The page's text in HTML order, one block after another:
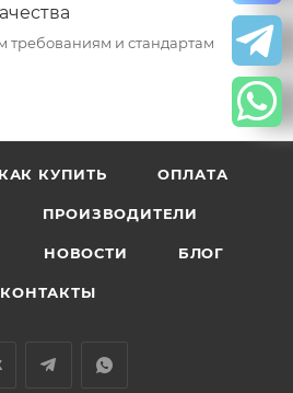
требованиям и стандартам
КАК КУПИТЬ ОПЛАТА
ПРОИЗВОДИТЕЛИ
НОВОСТИ БЛОГ
КОНТАКТЫ